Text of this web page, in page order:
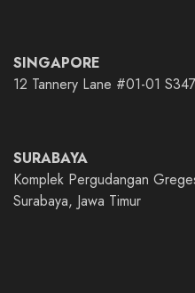
SINGAPORE
12 Tannery Lane #01-01
SURABAYA
Komplek Pergudangan
Surabaya, Jawa Timur